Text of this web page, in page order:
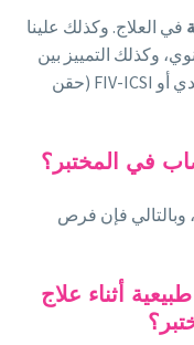
في العلاج. وكذلك علينا
وكذلك التمييز بين
ما إذا كان قد تم استخدام الإخصاب التقليدي أو FIV-ICSI (حقن
في المختبر؟
، وبالتالي فإن فرص
أثناء علاج